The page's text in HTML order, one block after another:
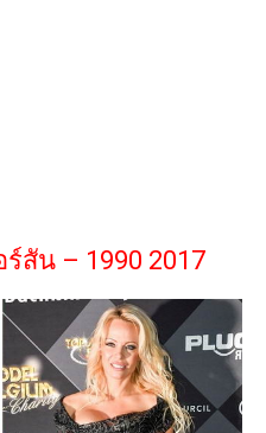
สัน – 1990 2017